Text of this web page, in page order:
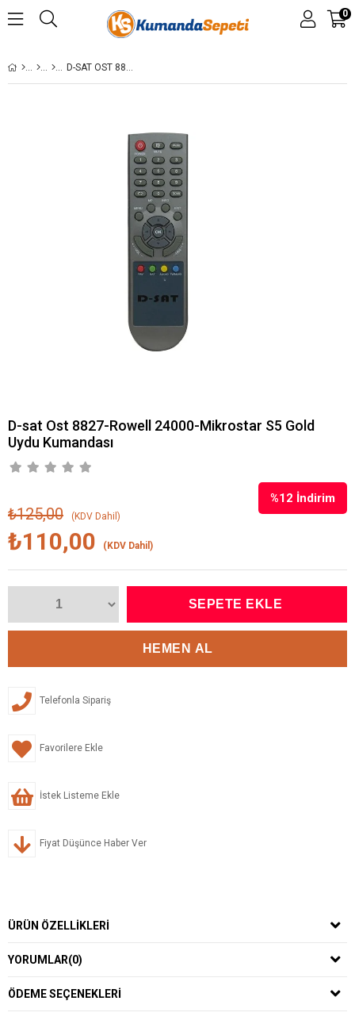
0
D-SAT OST 8827-ROWELL 24000-MIKROSTAR S5 GOLD UYDU KUMANDASI
D-sat Ost 8827-Rowell 24000-Mikrostar S5 Gold
Uydu Kumandası
%12 İndirim
₺125,00 (KDV Dahil)
₺110,00 (KDV Dahil)
Telefonla Sipariş
Favorilere Ekle
İstek Listeme Ekle
Fiyat Düşünce Haber Ver
ÜRÜN ÖZELLIKLERI
YORUMLAR(0)
ÖDEME SEÇENEKLERI